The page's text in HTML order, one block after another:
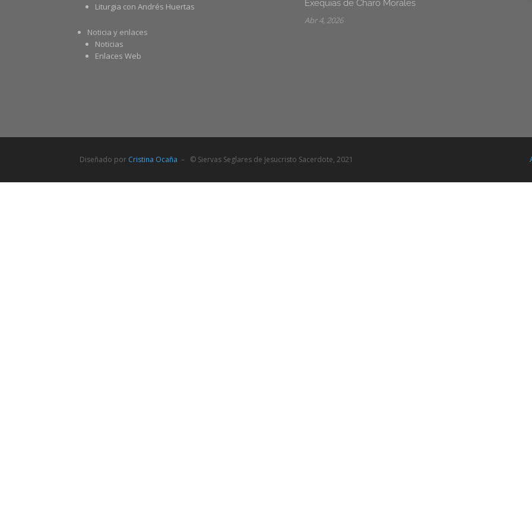
Liturgia con Andrés Huertas
Noticia y enlaces
Noticias
Enlaces Web
Exequias de Charo Morales
Abr 4, 2026
Diseñado por Cristina Ocaña – © Siervas Seglares de Jesucristo Sacerdote, 2021